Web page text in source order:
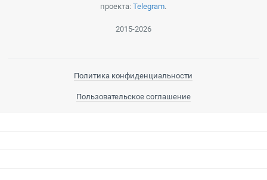
проекта:Telegram.
2015-2026
Политика конфиденциальности
Пользовательское соглашение